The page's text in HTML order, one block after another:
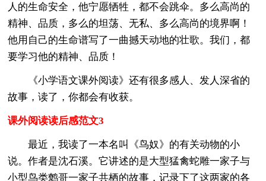
人的生命安全，他宁愿牺牲，都不会跳伞。多么高尚的
精神、品质，多么的坦荡、无私、多么高尚的境界啊！
他用自己的生命谱写了一曲撼天动地的壮歌。我们，都
要学习他的精神、品质！
《小学语文课外阅读》还有很多感人、发人深省的
故事，读了，你都会有收获。
课外阅读读后感范文3
最近，我读了一本名叫《鸟奴》的有关动物的小
说。作者是沈石溪。它讲述的是大型猛禽蛇雕一家子与
小型鸟类鹩哥一家子共栖的故事，记录下了这两家的各